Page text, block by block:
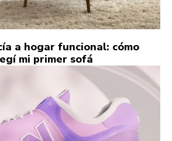
a hogar funcional: cómo
mi primer sofá